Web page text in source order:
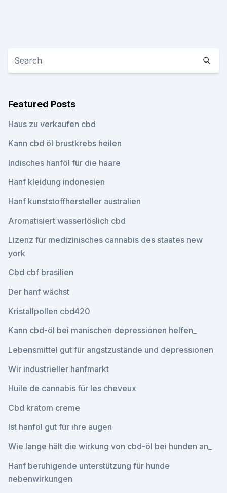
Featured Posts
Haus zu verkaufen cbd
Kann cbd öl brustkrebs heilen
Indisches hanföl für die haare
Hanf kleidung indonesien
Hanf kunststoffhersteller australien
Aromatisiert wasserlöslich cbd
Lizenz für medizinisches cannabis des staates new
york
Cbd cbf brasilien
Der hanf wächst
Kristallpollen cbd420
Kann cbd-öl bei manischen depressionen helfen_
Lebensmittel gut für angstzustände und depressionen
Wir industrieller hanfmarkt
Huile de cannabis für les cheveux
Cbd kratom creme
Ist hanföl gut für ihre augen
Wie lange hält die wirkung von cbd-öl bei hunden an_
Hanf beruhigende unterstützung für hunde
nebenwirkungen